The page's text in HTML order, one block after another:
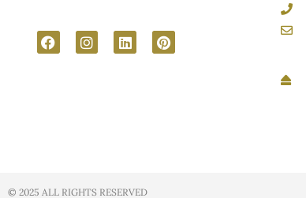
© 2025 ALL RIGHTS RESERVED​